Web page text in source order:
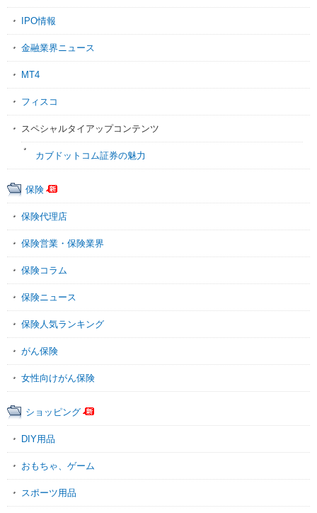
IPO情報
金融業界ニュース
MT4
フィスコ
スペシャルタイアップコンテンツ
カブドットコム証券の魅力
保険
保険代理店
保険営業・保険業界
保険コラム
保険ニュース
保険人気ランキング
がん保険
女性向けがん保険
ショッピング
DIY用品
おもちゃ、ゲーム
スポーツ用品